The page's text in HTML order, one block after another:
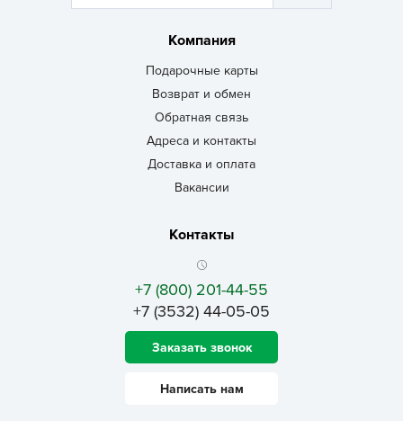
Компания
Подарочные карты
Возврат и обмен
Обратная связь
Адреса и контакты
Доставка и оплата
Вакансии
Контакты
+7 (800) 201-44-55
+7 (3532) 44-05-05
Заказать звонок
Написать нам